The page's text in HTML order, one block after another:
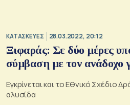
ΚΑΤΑΣΚΕΥΕΣ 28.03.2022, 20:12
Ξιφαράς: Σε δύο μέρες
σύμβαση με τον ανάδοχο
Εγκρίνεται και το Εθνικό Σχέδιο
αλυσίδα